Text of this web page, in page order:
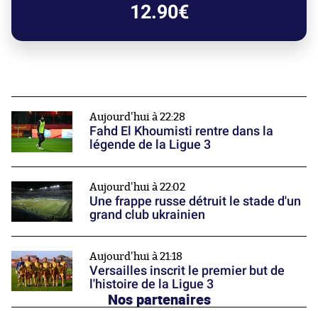
12.90€
Aujourd'hui à 22:28
Fahd El Khoumisti rentre dans la
légende de la Ligue 3
Aujourd'hui à 22:02
Une frappe russe détruit le stade d'un
grand club ukrainien
Aujourd'hui à 21:18
Versailles inscrit le premier but de
l'histoire de la Ligue 3
Nos partenaires